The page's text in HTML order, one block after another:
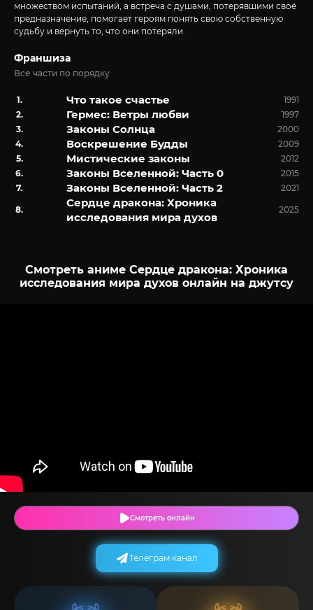
множеством испытаний, а встреча с душами, потерявшими своё
предназначение, помогает героям понять свою собственную
судьбу и вернуть то, что они потеряли.
Франшиза
Все части по порядку
Что такое счастье 1991
Гермес: Ветры любви 1997
Законы Солнца 2000
Воскрешение Будды 2009
Мистические законы 2012
Законы Вселенной: Часть 0 2015
Законы Вселенной: Часть 2 2021
Сердце дракона: Хроника
исследования мира духов
2025
Смотреть аниме Сердце дракона: Хроника
исследования мира духов онлайн на джутсу
Смотреть онлайн
Телеграм канал